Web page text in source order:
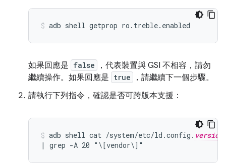
adb shell getprop ro.treble.enabled
如果回應是 false
，代表裝置與 GSI 不相容，請勿
繼續操作。如果回應是 true
，請繼續下一個步驟。
請執行下列指令，確認是否可跨版本支援：
adb shell cat /system/etc/ld.config.
| grep -A 20 "\[vendor\]"